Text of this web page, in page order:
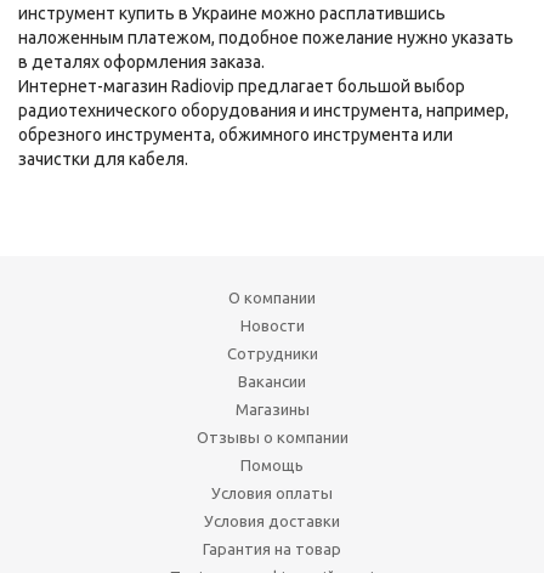
инструмент купить в Украине можно расплатившись
наложенным платежом, подобное пожелание нужно указать
в деталях оформления заказа.
Интернет-магазин Radiovip предлагает большой выбор
радиотехнического оборудования и инструмента, например,
обрезного инструмента, обжимного инструмента или
зачистки для кабеля.
О компании
Новости
Сотрудники
Вакансии
Магазины
Отзывы о компании
Помощь
Условия оплаты
Условия доставки
Гарантия на товар